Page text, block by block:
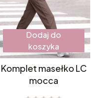
Dodaj do
koszyka
Komplet masełko LC
mocca